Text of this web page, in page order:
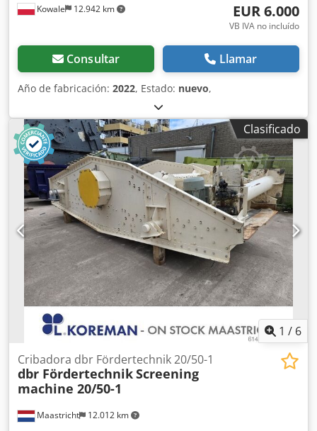
Kowale 12.942 km EUR 6.000
VB IVA no incluído
Consultar Llamar
Año de fabricación: 2022, Estado: nuevo,
Clasificado
1 / 6
Maastricht 12.012 km
Cribadora dbr Fördertechnik 20/50-1
dbr FördertechnikScreening
machine 20/50-1